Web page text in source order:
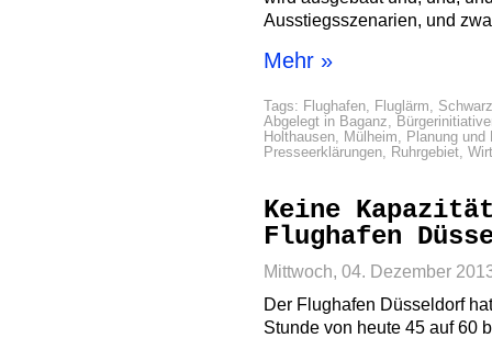
Ausstiegsszenarien, und
Mehr »
Tags: Flughafen, Fluglärm,
Abgelegt in Baganz,
Holthausen, Mülheim, Planung und
Presseerklärungen, Ruhrgebiet,
Keine
Flughafen
Mittwoch, 04. Dezember
Der Flughafen Düsseldorf
Stunde von heute 45 auf 60